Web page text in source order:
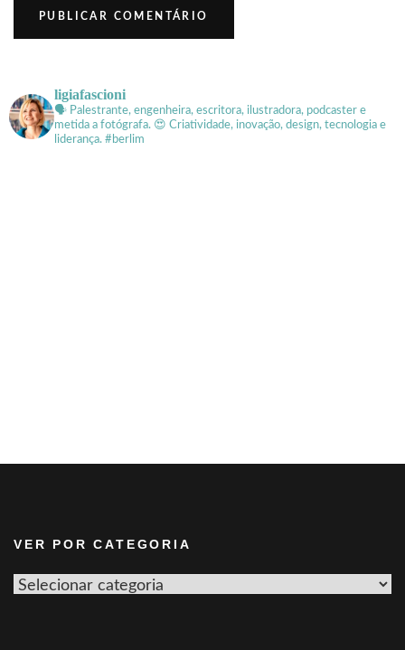
ligiafascioni
🗣 Palestrante, engenheira, escritora, ilustradora, podcaster e
metida a fotógrafa. 😍 Criatividade, inovação, design, tecnologia e
liderança. #berlim
VER POR CATEGORIA
Ver